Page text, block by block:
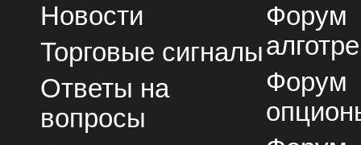
Новости
Торговые сигналы
Ответы на
вопросы
Форум
Форум